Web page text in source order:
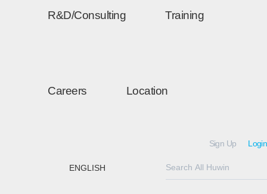
R&D/Consulting Training
Careers Location
ENGLISH
Sign Up Login